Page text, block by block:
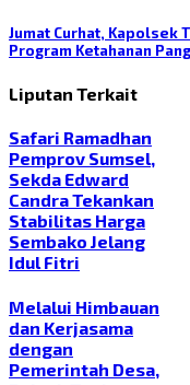
Jumat Curhat, Kapolsek
Program Ketahanan
Liputan Terkait
Safari Ramadhan
Pemprov Sumsel,
Sekda Edward
Candra Tekankan
Stabilitas Harga
Sembako Jelang
Idul Fitri
Melalui Himbauan
dan Kerjasama
dengan
Pemerintah Desa,